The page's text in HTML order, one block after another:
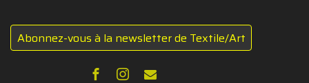
Abonnez-vous à la newsletter de Textile/Art